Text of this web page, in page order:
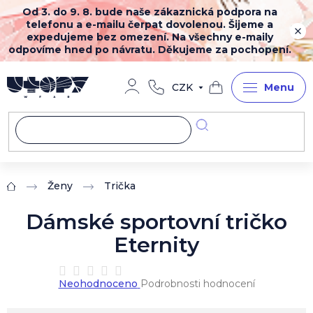
Přejít
na
obsah
Od 3. do 9. 8. bude naše zákaznická podpora na
telefonu a e-mailu čerpat dovolenou. Šijeme a
expedujeme bez omezení. Na všechny e-maily
odpovíme hned po návratu. Děkujeme za pochopení.
CZK
Nákupní
košík
Domů Ženy Trička
Dámské sportovní tričko
Eternity
Průměrné
hodnocení
Neohodnoceno Podrobnosti hodnocení